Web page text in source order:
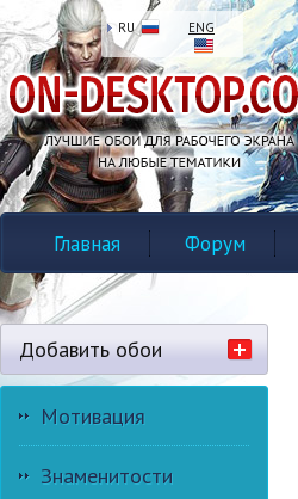
RU ENG
Главная Форум
Добавить обои
Мотивация
Знаменитости